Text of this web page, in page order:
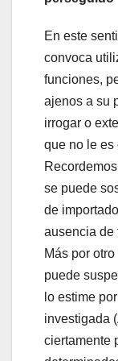
En este
convoca
funciones,
ajenos a su
irrogar o
que no le es
se puede
de
ausencia de
Más por
puede
lo estime
investigada
ciertamente